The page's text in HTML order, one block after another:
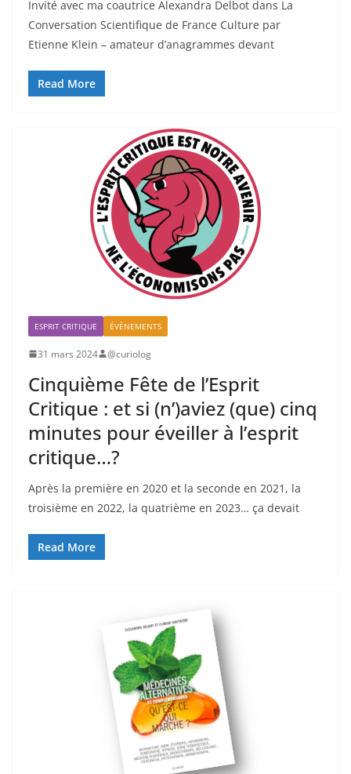
Invité avec ma coautrice Alexandra Delbot dans La
Conversation Scientifique de France Culture par
Etienne Klein – amateur d’anagrammes devant
Read More
ESPRIT CRITIQUE ÉVÈNEMENTS
31 mars 2024 @curiolog
Cinquième Fête de l’Esprit
Critique : et si (n’)aviez (que) cinq
minutes pour éveiller à l’esprit
critique…?
Après la première en 2020 et la seconde en 2021, la
troisième en 2022, la quatrième en 2023… ça devait
Read More